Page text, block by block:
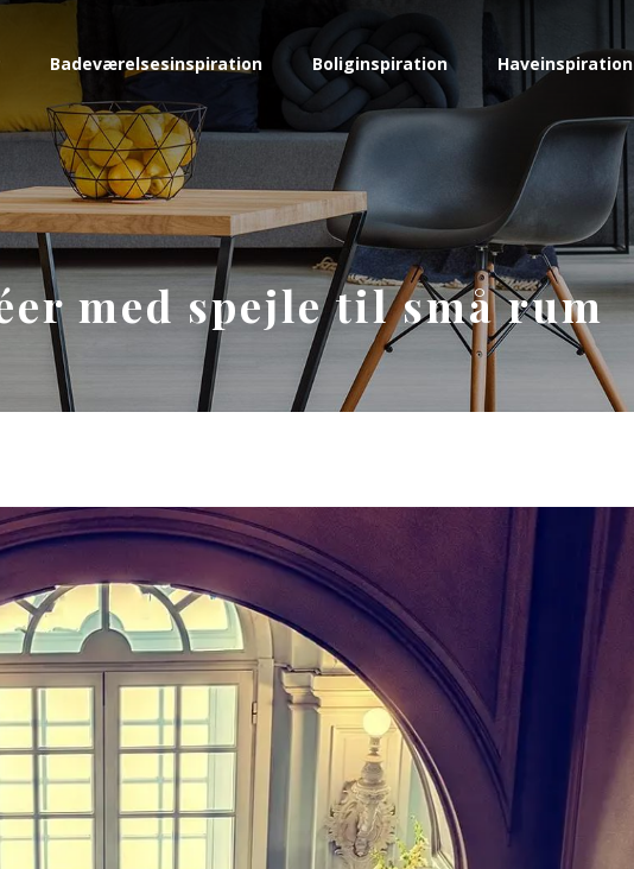
Badeværelsesinspiration Boliginspiration Haveinspiration
med spejle til små rum